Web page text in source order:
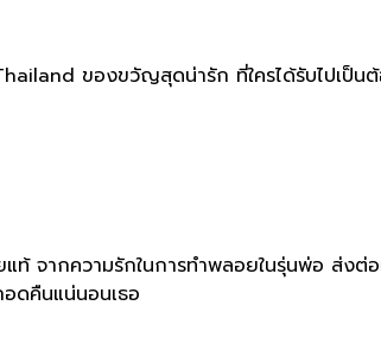
ของขวัญสุดน่ารัก ที่ใครได้รับไปเป็
แท้ จากความรักในการทำพลอยในรุ่นพ่อ ส่งต่
อดคืนแน่นอนเธอ